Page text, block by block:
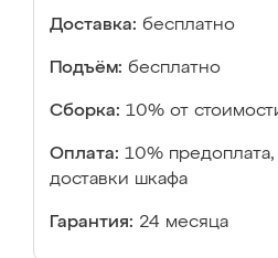
Доставка: бесплатно
Подъём: бесплатно
Сборка: 10% от
Оплата: 10%
доставки шкафа
Гарантия: 24 месяца